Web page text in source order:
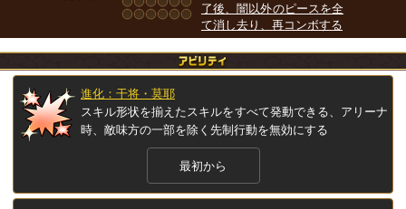
了後、闇以外のピースを全
て消し去り、再コンボする
進化：干将・莫耶
スキル形状を揃えたスキルをすべて発動できる、アリーナ
時、敵味方の一部を除く先制行動を無効にする
最初から